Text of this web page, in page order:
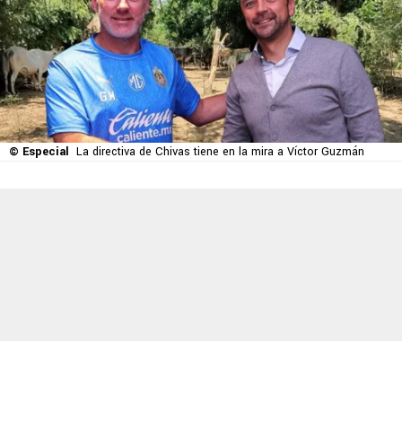
© Especial La directiva de Chivas tiene en la mira a Víctor Guzmán